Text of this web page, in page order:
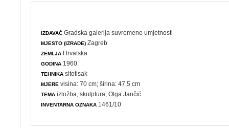
IZDAVAČ Gradska galerija suvremene umjetnosti
MJESTO (IZRADE) Zagreb
ZEMLJA Hrvatska
GODINA 1960.
TEHNIKA sitotisak
MJERE visina: 70 cm; širina: 47,5 cm
TEMA izložba ,skulptura , Olga Jančić
INVENTARNA OZNAKA 1461/10